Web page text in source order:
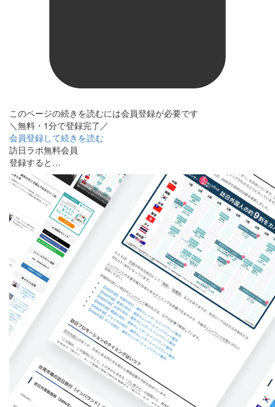
このページの続きを読むには会員登録が必要です
＼無料・1分で登録完了／
会員登録して続きを読む
訪日ラボ無料会員
登録すると…